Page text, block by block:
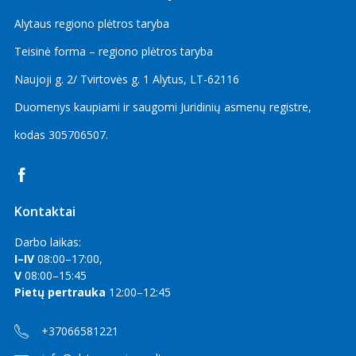
2024 m. rugsėjo mėn.
Alytaus regiono plėtros taryba
Teisinė forma – regiono plėtros taryba
Naujoji g. 2/ Tvirtovės g. 1 Alytus, LT-62116
Duomenys kaupiami ir saugomi Juridinių asmenų registre,
kodas 305706507.
Kontaktai
Darbo laikas:
I–IV 08:00–17:00,
V 08:00–15:45
Pietų pertrauka 12:00–12:45
+37066581221